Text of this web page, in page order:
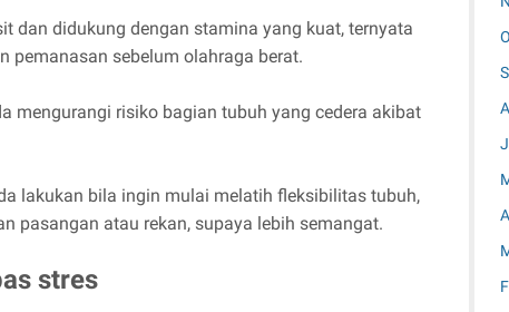
dan didukung dengan stamina yang kuat, ternyata
pemanasan sebelum olahraga berat.
mengurangi risiko bagian tubuh yang cedera akibat
lakukan bila ingin mulai melatih fleksibilitas tubuh,
pasangan atau rekan, supaya lebih semangat.
stres